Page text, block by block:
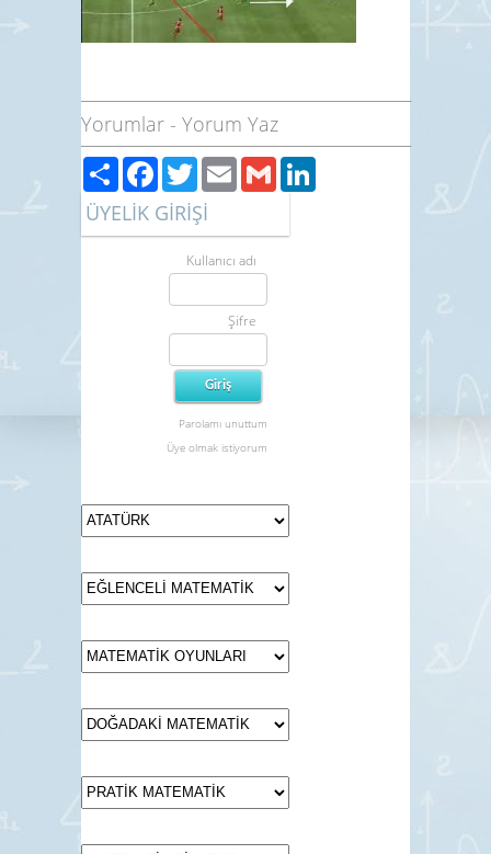
Yorumlar - Yorum Yaz
PaylaşFacebook
TwitterEmailGmail
ÜYELİK GİRİŞİ
Kullanıcı adı
Şifre
Parolamı unuttum
Üye olmak istiyorum